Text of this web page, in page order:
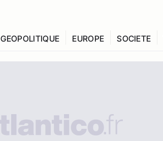
GEOPOLITIQUE EUROPE SOCIETE